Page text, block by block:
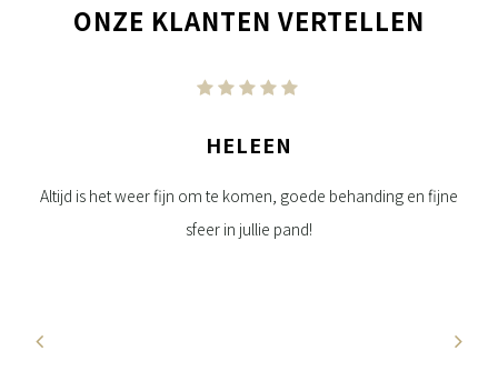
ONZE KLANTEN VERTELLEN
HELEEN
Altijd is het weer fijn om te komen, goede behanding en fijne
sfeer in jullie pand!